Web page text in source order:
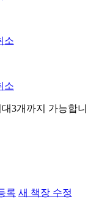
소
소
3개까지 가능합니
록 새 책장 수정